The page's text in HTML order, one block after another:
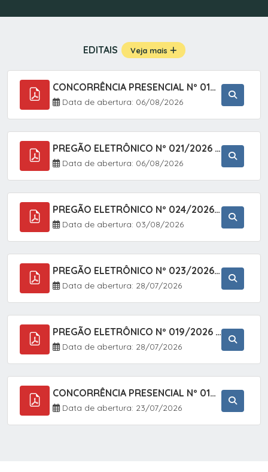
EDITAIS Veja mais
CONCORRÊNCIA PRESENCIAL Nº 019/2025 - PAVIMENTAÇÃO ASFÁLTICA EM TRECHO DA RUA 2 NO BAIRRO VILA SOARES NO MUNICÍPIO DE SETE BARRAS/SP.
Data de abertura: 06/08/2026
PREGÃO ELETRÔNICO Nº 021/2026 - AQUISIÇÃO DE CONTENTORES E CARRINHOS, DESTINADOS A COLETIVA E MANEJO DE RESÍDUOS SÓLIDOS, ATRAVÉS DO SISTEMA DE REGISTRO DE PREÇOS (SRP)
Data de abertura: 06/08/2026
PREGÃO ELETRÔNICO Nº 024/2026 - AQUISIÇÃO DE GÁS MEDICINAL TIPO OXIGÊNIO (1,00 M3, 3,00 M3 E 10,00 M3), EM ATENDIMENTO À SECRETARIA MUNICIPAL DE SAÚDE, ATRAVÉS DO SISTEMA DE REGISTRO DE PREÇOS (SRP)
Data de abertura: 03/08/2026
PREGÃO ELETRÔNICO Nº 023/2026 - AQUISIÇÃO DE ENXOVAL INFANTIL, EM ATENDIMENTO À SECRETARIA MUNICIPAL DE EDUCAÇÃO, ATRAVÉS DO SISTEMA DE REGISTRO DE PREÇOS (SRP).
Data de abertura: 28/07/2026
PREGÃO ELETRÔNICO Nº 019/2026 - CONTRATAÇÃO DE EMPRESA ESPECIALIZADA PARA A PRESTAÇÃO DE SERVIÇOS VETERINÁRIOS CLÍNICOS E CIRÚRGICOS, COM FOCO EM AÇÕES DE SAÚDE PÚBLICA, BEM-ESTAR ANIMAL E CONTROLE POPULACIONAL ÉTICO DE CÃES E GATOS, EM ATENDIMENTO À
Data de abertura: 28/07/2026
CONCORRÊNCIA PRESENCIAL Nº 018/2026 - PAVIMENTAÇÃO ASFÁLTICA NO BAIRRO VOTUPOCA ? ESTRADA DA RAPOSA, NO MUNICÍPIO DE SETE BARRAS/SP
Data de abertura: 23/07/2026